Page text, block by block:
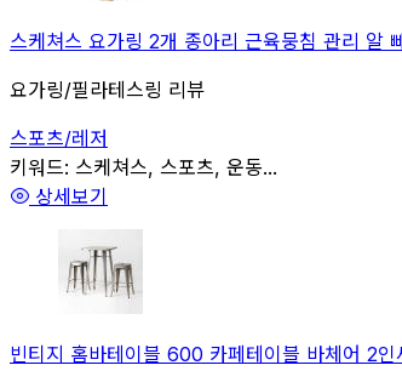
스케쳐스 요가링 2개 종아리 근육뭉침 관리 알
요가링/필라테스링 리뷰
스포츠/레저
관련
키워드: 스케쳐스, 스포츠, 운동...
상세보기
빈티지 홈바테이블 600 카페테이블 바체어 2